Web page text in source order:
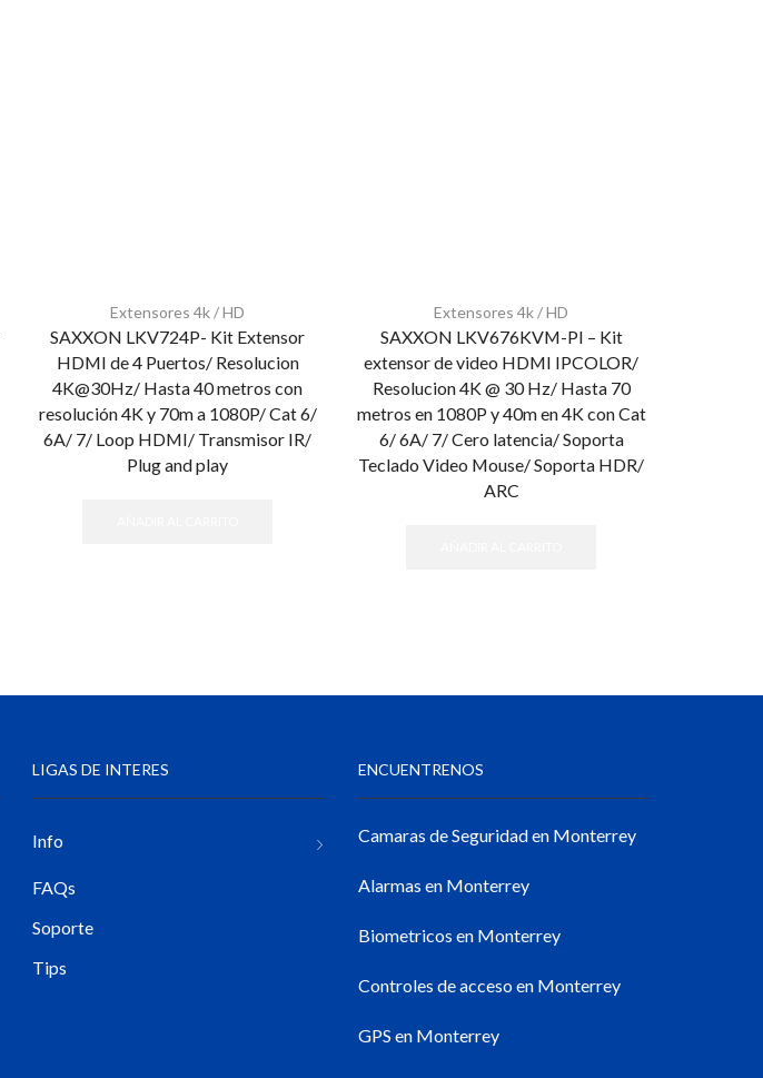
Extensores 4k / HD
SAXXON LKV724P- Kit Extensor
HDMI de 4 Puertos/ Resolucion
4K@30Hz/ Hasta 40 metros con
resolución 4K y 70m a 1080P/ Cat 6/
6A/ 7/ Loop HDMI/ Transmisor IR/
Plug and play
Extensores 4k / HD
SAXXON LKV676KVM-PI – Kit
extensor de video HDMI IPCOLOR/
Resolucion 4K @ 30 Hz/ Hasta 70
metros en 1080P y 40m en 4K con Cat
6/ 6A/ 7/ Cero latencia/ Soporta
Teclado Video Mouse/ Soporta HDR/
ARC
LIGAS DE INTERES
Info
FAQs
Soporte
Tips
ENCUENTRENOS
Camaras de Seguridad en Monterrey
Alarmas en Monterrey
Biometricos en Monterrey
Controles de acceso en Monterrey
GPS en Monterrey